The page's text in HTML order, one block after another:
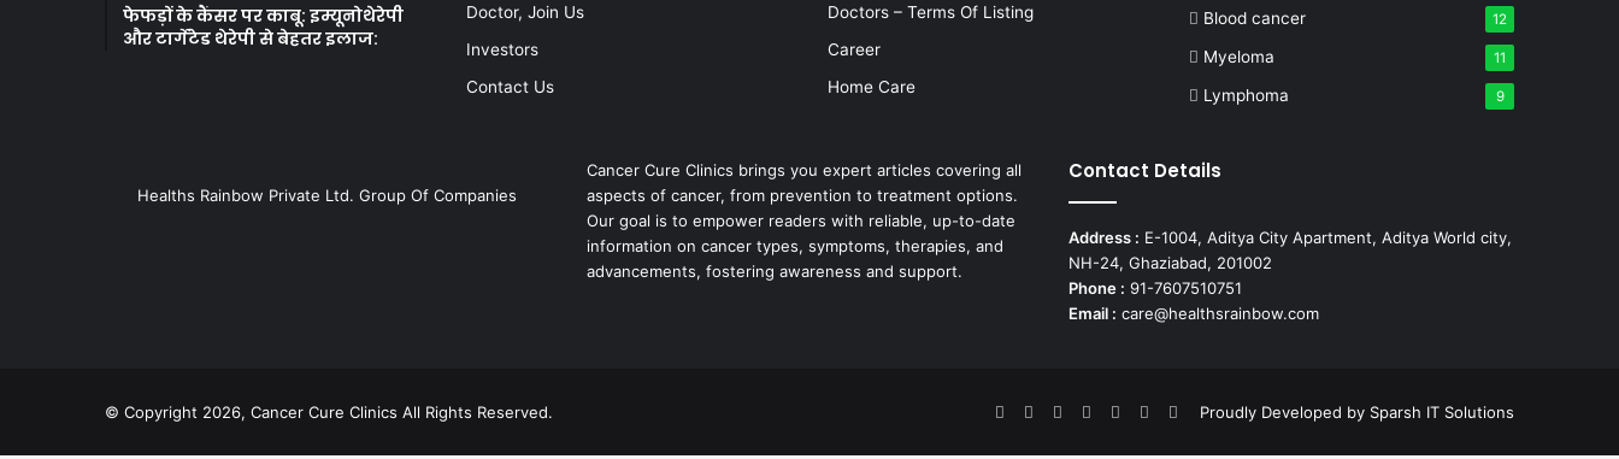
फेफड़ों के कैंसर पर काबू: इम्यूनोथेरेपी
और टार्गेटेड थेरेपी से बेहतर इलाज:
Doctor, Join Us
Investors
Contact Us
Doctors – Terms Of Listing
Career
Home Care
Blood cancer 12
Myeloma 11
Lymphoma 9
Healths Rainbow Private Ltd. Group Of Companies
Cancer Cure Clinics brings you expert articles covering all
aspects of cancer, from prevention to treatment options.
Our goal is to empower readers with reliable, up-to-date
information on cancer types, symptoms, therapies, and
advancements, fostering awareness and support.
Contact Details
Address : E-1004, Aditya City Apartment, Aditya World city,
NH-24, Ghaziabad, 201002
Phone : 91-7607510751
Email : care@healthsrainbow.com
© Copyright 2026, Cancer Cure Clinics All Rights Reserved. Proudly Developed by Sparsh IT Solutions
FacebookPinterestLinkedInYouTubeInstagram
TikTok